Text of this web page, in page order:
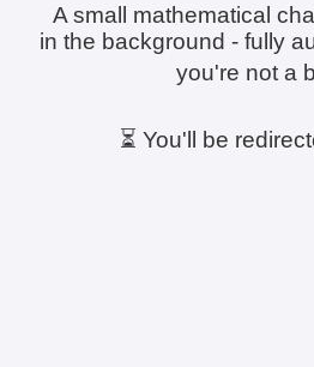
A small mathematical
in the background - fully
you're not a
⏳ You'll be